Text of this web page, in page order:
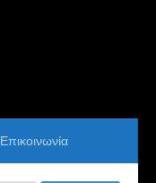
Επικοινωνία